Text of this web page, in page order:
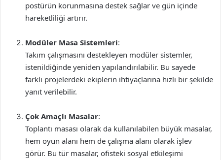
postürün korunmasına destek sağlar ve gün içinde
hareketliliği artırır.
Modüler Masa Sistemleri:
Takım çalışmasını destekleyen modüler sistemler,
istenildiğinde yeniden yapılandırılabilir. Bu sayede
farklı projelerdeki ekiplerin ihtiyaçlarına hızlı bir şekilde
yanıt verilebilir.
Çok Amaçlı Masalar:
Toplantı masası olarak da kullanılabilen büyük masalar,
hem oyun alanı hem de çalışma alanı olarak işlev
görür. Bu tür masalar, ofisteki sosyal etkileşimi